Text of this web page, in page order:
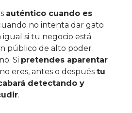
auténtico cuando es
no intenta dar gato
igual si tu negocio está
público de alto poder
Si pretendes aparentar
eres, antes o después tu
detectando y
.